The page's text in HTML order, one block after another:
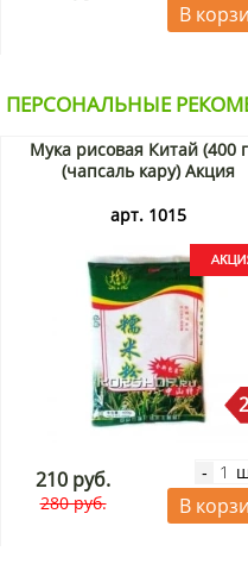
В
ПЕРСОНАЛЬНЫЕ
Мука рисовая Китай (400
(чапсаль кару) Акция
арт. 1015
210 руб.
280 руб.
-
В